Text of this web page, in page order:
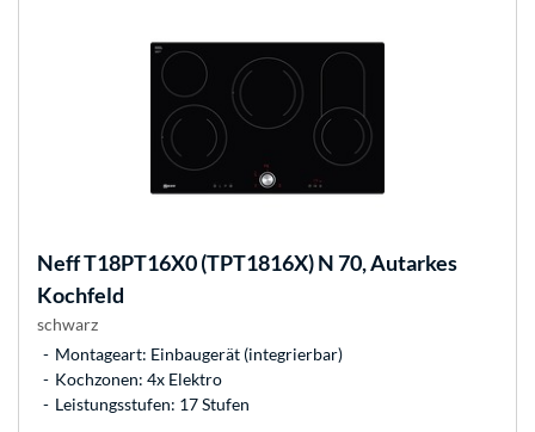
NeffT18PT16X0 (TPT1816X) N 70, Autarkes
Kochfeld
schwarz
Montageart: Einbaugerät (integrierbar)
Kochzonen: 4x Elektro
Leistungsstufen: 17 Stufen